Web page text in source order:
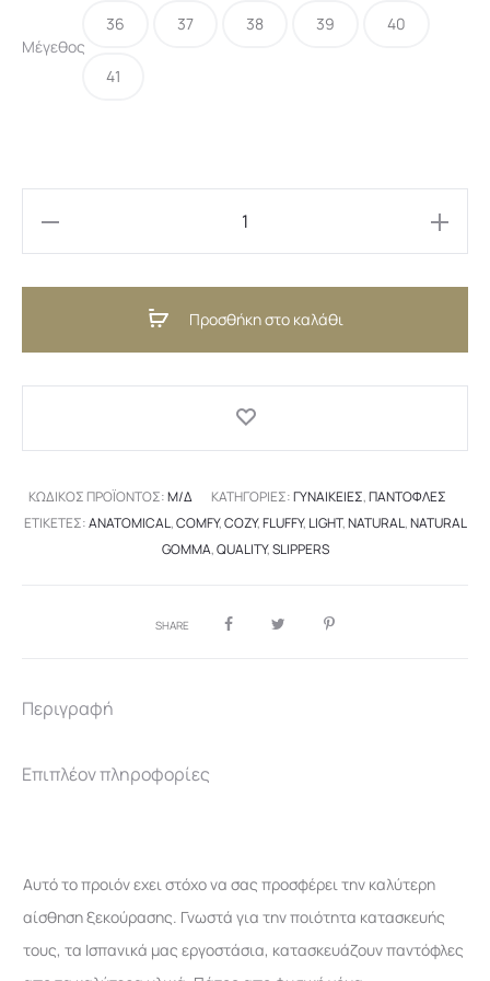
33,00 €.είναι:
Μέγεθος
36 37 38 39 40
41
Προσθήκη στο καλάθι
ΚΩΔΙΚΌΣ ΠΡΟΪΌΝΤΟΣ:Μ/Δ ΚΑΤΗΓΟΡΊΕΣ:ΓΥΝΑΙΚΕΊΕΣ,ΠΑΝΤΌΦΛΕΣ
ΕΤΙΚΈΤΕΣ:ANATOMICAL,COMFY,COZY,FLUFFY, LIGHT,NATURAL,NATURAL
GOMMA,QUALITY,SLIPPERS
SHARE
Περιγραφή
Επιπλέον πληροφορίες
Αυτό το προιόν εχει στόχο να σας προσφέρει την καλύτερη
αίσθηση ξεκούρασης. Γνωστά για την ποιότητα κατασκευής
τους, τα Ισπανικά μας εργοστάσια, κατασκευάζουν παντόφλες